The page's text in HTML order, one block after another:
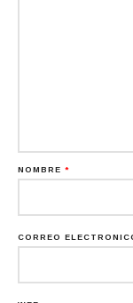
NOMBRE *
CORREO